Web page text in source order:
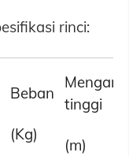
rinci:
Beban
(Kg)
tinggi
(m)